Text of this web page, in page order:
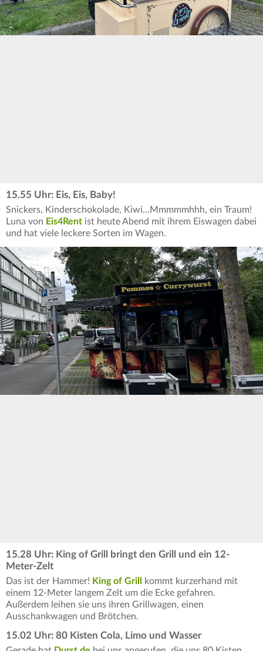
15.55 Uhr: Eis, Eis, Baby!
Snickers, Kinderschokolade, Kiwi...Mmmmmhhh, ein Traum!
Luna von Eis4Rent ist heute Abend mit ihrem Eiswagen dabei
und hat viele leckere Sorten im Wagen.
15.28 Uhr: King of Grill bringt den Grill und ein 12-
Meter-Zelt
Das ist der Hammer! King of Grill
kommt kurzerhand mit
einem 12-Meter langem Zelt um die Ecke gefahren.
Außerdem leihen sie uns ihren Grillwagen, einen
Ausschankwagen und Brötchen.
15.02 Uhr: 80 Kisten Cola, Limo und Wasser